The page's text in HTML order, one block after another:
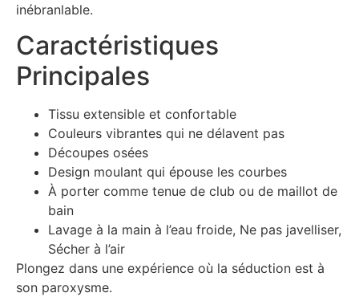
inébranlable.
Caractéristiques
Principales
Tissu extensible et confortable
Couleurs vibrantes qui ne délavent pas
Découpes osées
Design moulant qui épouse les courbes
À porter comme tenue de club ou de maillot de
bain
Lavage à la main à l’eau froide, Ne pas javelliser,
Sécher à l’air
Plongez dans une expérience où la séduction est à
son paroxysme.